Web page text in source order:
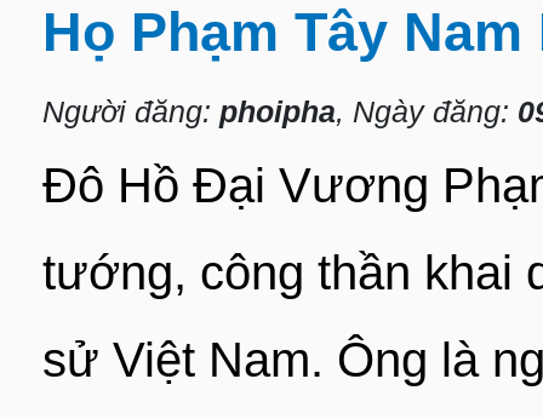
Họ Phạm Tây Nam
Người đăng: phoipha, Ngày đăng:
Đô Hồ Đại Vương
tướng, công thần khai
sử Việt Nam. Ông là